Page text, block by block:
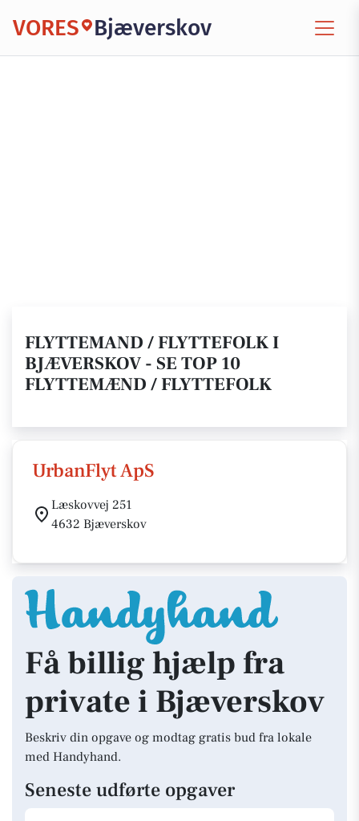
VORES Bjæverskov
FLYTTEMAND / FLYTTEFOLK I
BJÆVERSKOV - SE TOP 10
FLYTTEMÆND / FLYTTEFOLK
UrbanFlyt ApS
Læskovvej 251
4632 Bjæverskov
Få billig hjælp fra
private i Bjæverskov
Beskriv din opgave og modtag gratis bud fra lokale
med Handyhand.
Seneste udførte opgaver